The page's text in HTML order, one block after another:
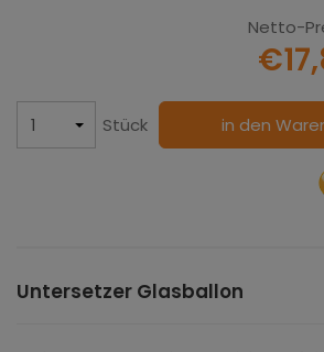
Netto-
Stück in den
Untersetzer Glasballon